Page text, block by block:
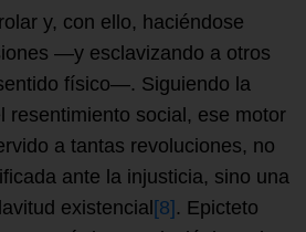
y, con ello, haciéndose
—y esclavizando a otros
físico—. Siguiendo la
resentimiento social, ese motor
a tantas revoluciones, no
ante la injusticia, sino una
existencial[8]. Epicteto